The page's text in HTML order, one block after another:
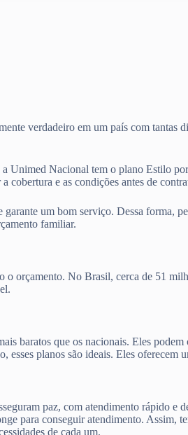
verdadeiro em um país com tantas
Unimed Nacional tem o plano Estilo
cobertura e as condições antes de
um bom serviço. Dessa forma,
familiar.
o orçamento. No Brasil, cerca de 51
baratos que os nacionais. Eles
planos são ideais. Eles oferecem
paz, com atendimento rápido
para conseguir atendimento. Assim,
de cada um.